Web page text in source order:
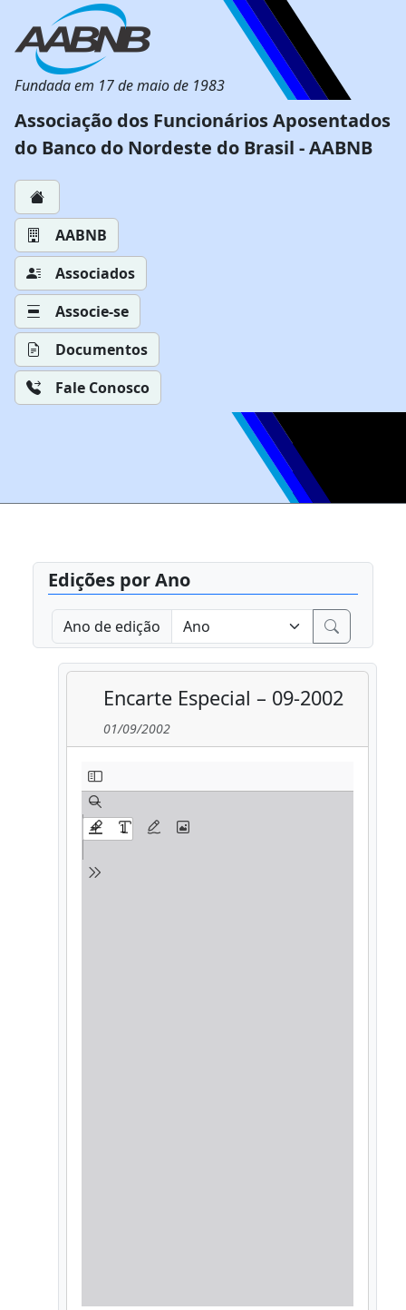
Fundada em 17 de maio de 1983
Associação dos Funcionários Aposentados
do Banco do Nordeste do Brasil - AABNB
AABNB
Associados
Associe-se
Documentos
Fale Conosco
Edições por Ano
Ano de edição
Encarte Especial – 09-2002
01/09/2002